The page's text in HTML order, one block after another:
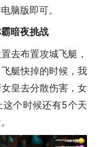
脑版即可。
暗夜挑战
去布置攻城飞艇，
艇快掉的时候，我
皇去分散伤害，女
个时候还有5个天